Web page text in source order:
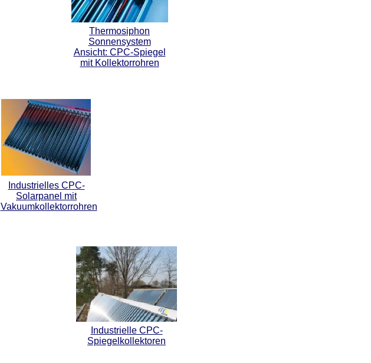
Thermosiphon
Sonnensystem
Ansicht: CPC-Spiegel
mit Kollektorrohren
Industrielles CPC-
Solarpanel mit
Vakuumkollektorrohren
Industrielle CPC-
Spiegelkollektoren